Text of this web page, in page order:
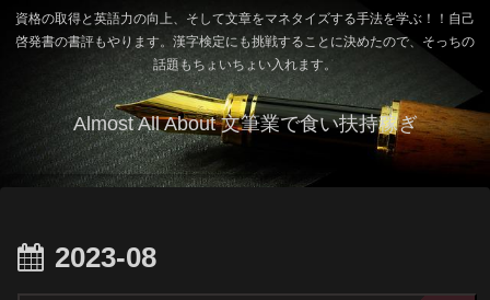
資格の取得と英語力の向上、そして文章をマネタイズする手法を学ぶ！！自己
啓発書の書評もやります。漢字検定にも挑戦することに決めたので、そっちの
話題もちょいちょい入れます。
Almost All About 文筆業で食い扶持稼ぎ
2023-08